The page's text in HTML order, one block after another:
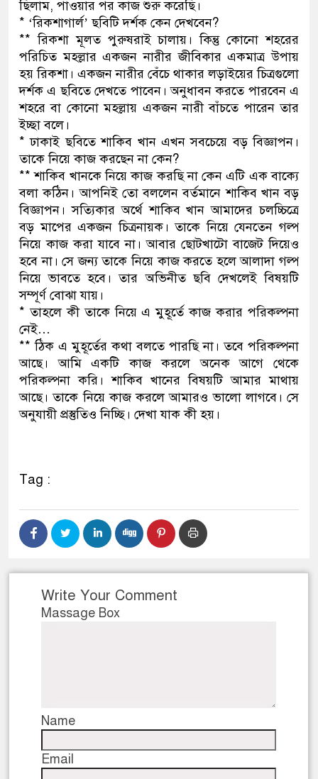
যেকোনো সময় বেনজীরের প্রত্যাবর্তন
নেতৃত্ব ও গণতন্ত্রের মূর্তমান প্রতীক
ছিলাম, পাওয়ার পর কাজ শুরু করেছি।
* ‘রিকশাগার্ল’ ছবিটি দর্শক কেন দেখবেন?
** রিকশা মূলত পুরুষরাই চালায়। কিন্তু কোনো শহরের
পরিচিত মহল্লার একজন নারীর জীবিকার একমাত্র উপায়
হয় রিকশা। একজন নারীর বেঁচে থাকার লড়াইয়ের চিত্রগুলো
দর্শক এ ছবিতে দেখতে পাবেন। অনুধাবন করতে পারবেন এ
শহরে বা কোনো মহল্লায় একজন নারী বাঁচতে পারেন তার
ইচ্ছা বলে।
* ঢাকাই ছবিতে শাকিব খান এখন সবচেয়ে বড় বিজ্ঞাপন।
তাকে নিয়ে কাজ করছেন না কেন?
** শাকিব খানকে নিয়ে কাজ করছি না কেন এটি এক বাক্যে
বলা কঠিন। আপনিই তো বললেন বর্তমানে শাকিব খান বড়
বিজ্ঞাপন। সত্যিকার অর্থে শাকিব খান আমাদের চলচ্চিত্রে
বড় মাপের একজন চিত্রনায়ক। তাকে নিয়ে যেনতেন গল্প
নিয়ে কাজ করা যাবে না। আবার ছোটখাটো বাজেট দিয়েও
হবে না। সে জন্য তাকে নিয়ে কাজ করতে হলে আলাদা গল্প
নিয়ে ভাবতে হবে। তার অভিনীত ছবি দেখলেই বিষয়টি
সম্পূর্ণ বোঝা যায়।
* তাহলে কী তাকে নিয়ে এ মুহূর্তে কাজ করার পরিকল্পনা
নেই…
** ঠিক এ মুহূর্তের কথা বলতে পারছি না। তবে পরিকল্পনা
আছে। আমি একটি কাজ করলে অনেক আগে থেকে
পরিকল্পনা করি। শাকিব খানের বিষয়টি আমার মাথায়
আছে। তাকে নিয়ে কাজ করলে আমারও ভালো লাগবে। সে
অনুযায়ী প্রস্তুতিও নিচ্ছি। দেখা যাক কী হয়।
Tag :
Write Your Comment
Massage Box
Name
Email